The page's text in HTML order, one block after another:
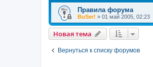
Правила форума
BuSer! » 01 май 2005, 02:23
Новая тема
Вернуться к списку форумов